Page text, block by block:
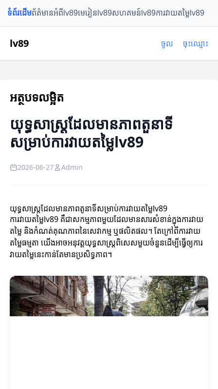
ទំព័រដើមព័ត៌មានអំពីlv89មេរៀនlv89សហគមន៍lv89ការវាយតម្លៃlv89
lv89 ចូល ចុះឈ្មោះ
អត្ថបទលម្អិត
យុទ្ធសាស្ត្រដែលមានភាពតួនាទី
សម្រាប់ការវាយតម្លៃlv89
2026-06-27 Admin
យុទ្ធសាស្ត្រដែលមានភាពតូនាទីសម្រាប់ការវាយតម្លៃlv89
ការវាយតម្លៃlv89 គឺជាសកម្មភាពមួយដែលមានសារសំខាន់ក្នុងការវាយ
តម្លៃ និងកំណត់គុណភាពនៃសេវាកម្ម ឬផលិតផល។ តែក្រៅពីការវាយ
តម្លៃធម្មតា យើងអាចអនុវត្តយុទ្ធសាស្ត្រពិសេសមួយចំនួនដើម្បីធ្វើឲ្យការ
វាយតម្លៃនេះកាន់តែមានប្រសិទ្ធភាព។